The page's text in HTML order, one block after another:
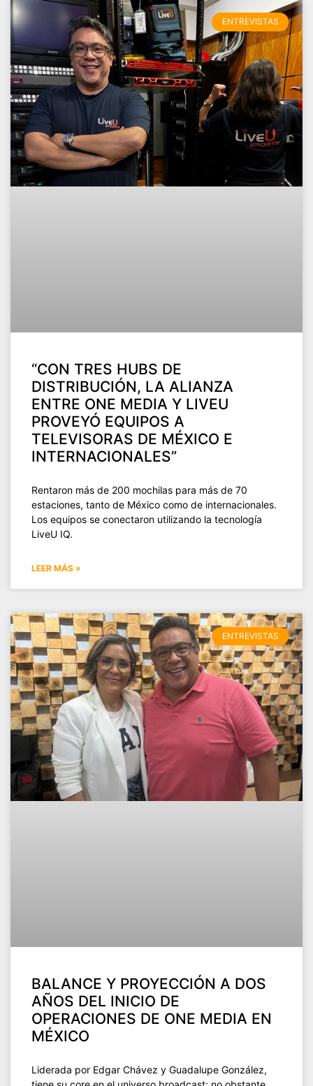
ENTREVISTAS
“CON TRES HUBS DE
DISTRIBUCIÓN, LA ALIANZA
ENTRE ONE MEDIA Y LIVEU
PROVEYÓ EQUIPOS A
TELEVISORAS DE MÉXICO E
INTERNACIONALES”
Rentaron más de 200 mochilas para más de 70
estaciones, tanto de México como de internacionales.
Los equipos se conectaron utilizando la tecnología
LiveU IQ.
LEER MÁS »
ENTREVISTAS
BALANCE Y PROYECCIÓN A DOS
AÑOS DEL INICIO DE
OPERACIONES DE ONE MEDIA EN
MÉXICO
Liderada por Edgar Chávez y Guadalupe González,